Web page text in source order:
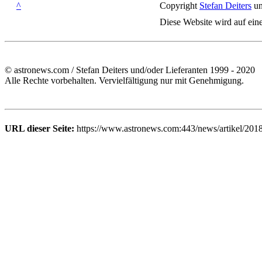
^ Copyright Stefan Deiters
Diese Website wird auf
© astronews.com / Stefan Deiters und/oder Lieferanten 1999 - 2020
Alle Rechte vorbehalten. Vervielfältigung nur mit Genehmigung.
URL dieser Seite: https://www.astronews.com:443/news/artikel/